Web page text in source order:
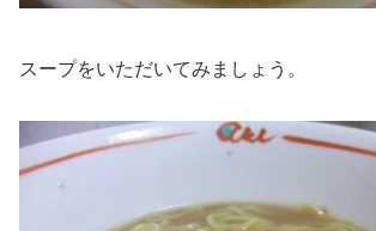
スープをいただいてみましょう。